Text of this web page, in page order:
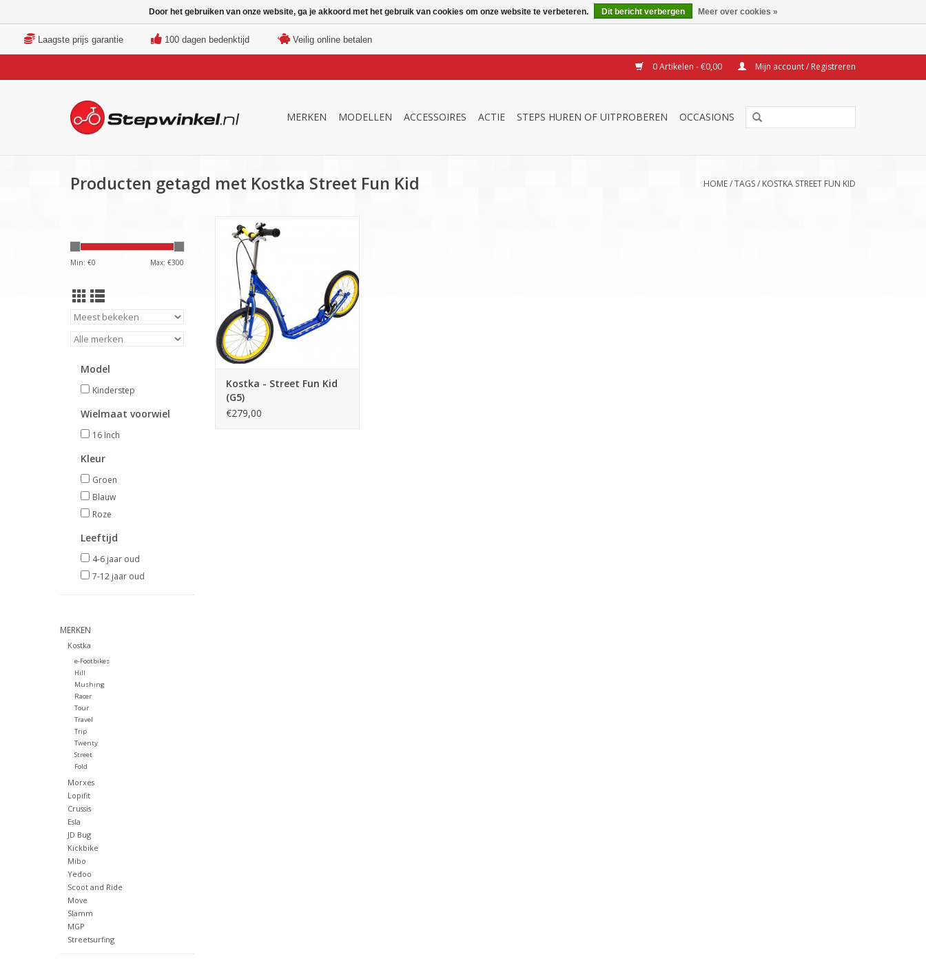
Laagste prijs garantie 100 dagen bedenktijd Veilig online betalen
0 Artikelen - €0,00 Mijn account / Registreren
MERKEN MODELLEN ACCESSOIRES ACTIE STEPS HUREN OF UITPROBEREN OCCASIONS
Producten getagd met Kostka Street Fun Kid HOME/TAGS/ KOSTKA STREET FUN KID
Min: €0 Max: €300
Model
Kinderstep
Wielmaat voorwiel
16 Inch
Kleur
Groen
Blauw
Roze
Leeftijd
4-6 jaar oud
7-12 jaar oud
MERKEN
Kostka
e-Footbikes
Hill
Mushing
Racer
Tour
Travel
Trip
Twenty
Street
Fold
Morxes
Lopifit
Crussis
Esla
JD Bug
Kickbike
Mibo
Yedoo
Scoot and Ride
Move
Slamm
MGP
Streetsurfing
Mooie step voor kinderen vanaf
4 jaar. €279,- incl. BTW.
Kostka - Street Fun Kid
(G5)
€279,00
Door het gebruiken van onze website, ga je akkoord met het gebruik van cookies om onze website te verbeteren. Dit bericht verbergen Meer over cookies »